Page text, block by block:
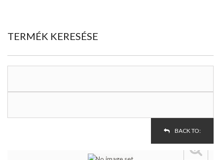
TERMÉK KERESÉSE
BACK TO: